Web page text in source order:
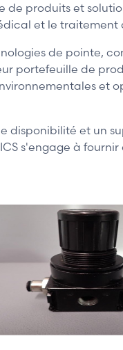
de produits et
et le traitement
de pointe,
portefeuille de
et
disponibilité et un
s'engage à